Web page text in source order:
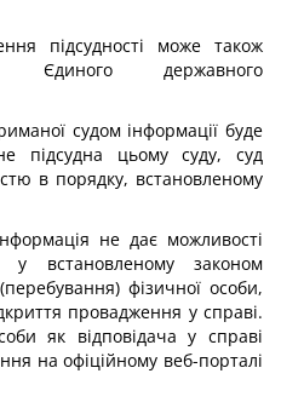
підсудності може також
Єдиного державного
судом інформації буде
підсудна цьому суду, суд
в порядку, встановленому
не дає можливості
у встановленому законом
фізичної особи,
провадження у справі.
як відповідача у справі
на офіційному веб-порталі